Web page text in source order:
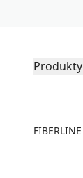
Produkty
FIBERLINE